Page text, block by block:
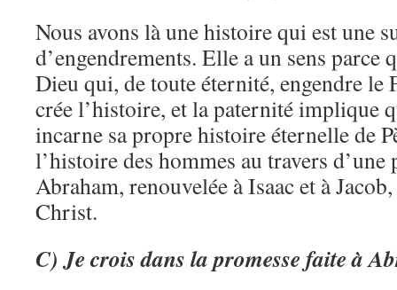
Nous avons là une histoire qui est une
d’engendrements. Elle a un sens parce
Dieu qui, de toute éternité, engendre le
crée l’histoire, et la paternité implique
incarne sa propre histoire éternelle de
l’histoire des hommes au travers d’une
Abraham, renouvelée à Isaac et à
Christ.
C) Je crois dans la promesse faite à